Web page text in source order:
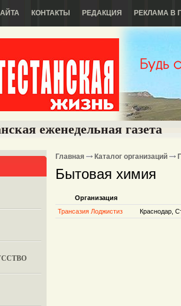
КОНТАКТЫ РЕДАКЦИЯ РЕКЛАМА В
еженедельная газета
Главная Каталог организаций
Бытовая химия
Организация
Трансазия Лоджистиз
Краснодар,